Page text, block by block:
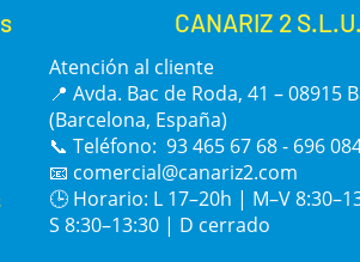
rica en colina, la lecitina ayuda a
de salud óptimo.
lipídico es clave durante la muda,
La Vitamina E protege las células
los resultados durante la cría.
CANARIZ 2 S.L.U.
Atención al cliente
📍 Avda. Bac de Roda, 41 – 08915
(Barcelona, España)
📞 Teléfono: 93 465 67 68 - 696
📧 comercial@canariz2.com
🕒 Horario: L 17–20h | M–V
S 8:30–13:30 | D cerrado